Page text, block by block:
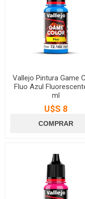
Vallejo Pintura Game
Fluo Azul
ml
U$S 8